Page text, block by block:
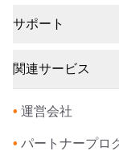
サポート
関連サービス
• 運営会社
• パートナープロ